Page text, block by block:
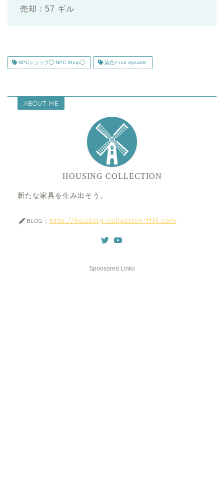
売却：57 ギル
NPCショップ◯-NPC Shop◯- 染色×-not dyeable-
ABOUT ME
HOUSING COLLECTION
新たな家具を生み出そう。
BLOG： http://housing-collection-ff14.com
Sponsored Links